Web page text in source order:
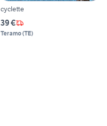
cyclette
39 €
Teramo(TE)